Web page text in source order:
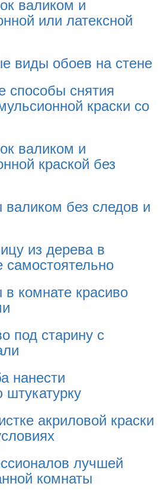
или латексной
виды обоев на стене
снятия
краски со
валиком и
краской без
без следов и
из дерева в
комнате красиво
под старину с
нанести
акриловой краски
лучшей
комнаты